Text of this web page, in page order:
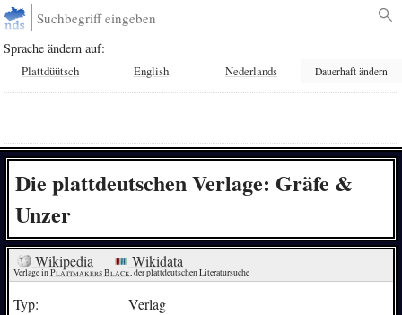
Sprache ändern auf:
Plattdüütsch English Nederlands Dauerhaft ändern
Die plattdeutschen Verlage: Gräfe &
Unzer
Wikipedia Wikidata
Verlage in Plattmakers Black, der plattdeutschen Literatursuche
Typ:
Verlag